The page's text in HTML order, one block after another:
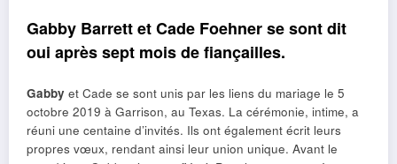
Gabby Barrett et Cade Foehner se sont dit
oui après sept mois de fiançailles.
Gabby et Cade se sont unis par les liens du mariage le 5
octobre 2019 à Garrison, au Texas. La cérémonie, intime, a
réuni une centaine d’invités. Ils ont également écrit leurs
propres vœux, rendant ainsi leur union unique. Avant le